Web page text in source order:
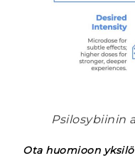
Psilosybiinin
Ota huomioon